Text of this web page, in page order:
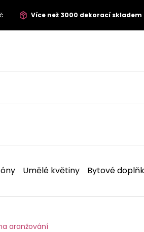
Více než 3000 dekorací skladem
Umělé květiny Bytové
aranžování